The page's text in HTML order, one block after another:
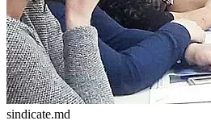
sindicate.md